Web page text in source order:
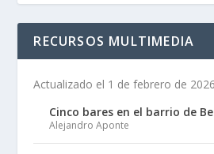
RECURSOS MULTIMEDIA
Actualizado el 1 de febrero de 2026
Cinco bares en el barrio de
Alejandro Aponte